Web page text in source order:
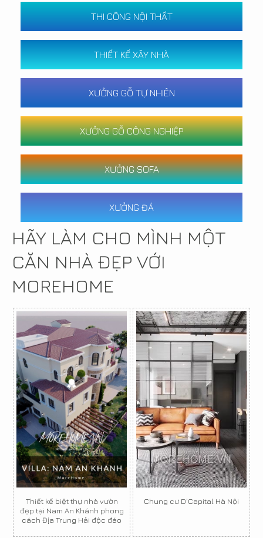
THI CÔNG NỘI THẤT
THIẾT KẾ XÂY NHÀ
XƯỞNG GỖ TỰ NHIÊN
XƯỞNG GỖ CÔNG NGHIỆP
XƯỞNG SOFA
XƯỞNG ĐÁ
HÃY LÀM CHO MÌNH MỘT
CĂN NHÀ ĐẸP VỚI
MOREHOME
Thiết kế biệt thự nhà vườn
đẹp tại Nam An Khánh phong
cách Địa Trung Hải độc đáo
Chung cư D'Capital Hà Nội